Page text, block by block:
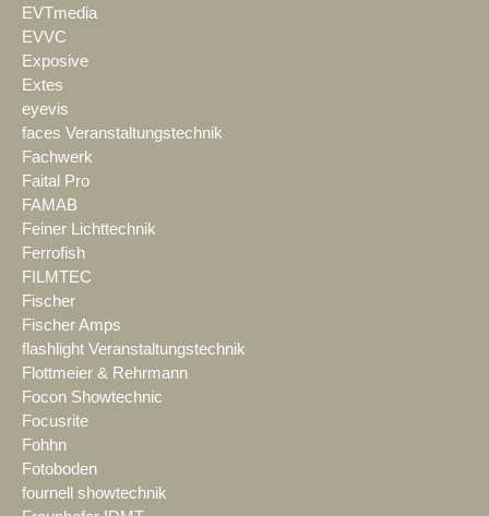
EVTmedia
EVVC
Exposive
Extes
eyevis
faces Veranstaltungstechnik
Fachwerk
Faital Pro
FAMAB
Feiner Lichttechnik
Ferrofish
FILMTEC
Fischer
Fischer Amps
flashlight Veranstaltungstechnik
Flottmeier & Rehrmann
Focon Showtechnic
Focusrite
Fohhn
Fotoboden
fournell showtechnik